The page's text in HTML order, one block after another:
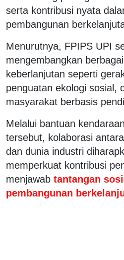
serta kontribusi nyata
pembangunan
Menurutnya, FPIPS UPI
mengembangkan
keberlanjutan seperti
penguatan ekologi sosial,
masyarakat berbasis
Melalui bantuan
tersebut, kolaborasi
dan dunia industri
memperkuat kontribusi
menjawab tantangan
pembangunan